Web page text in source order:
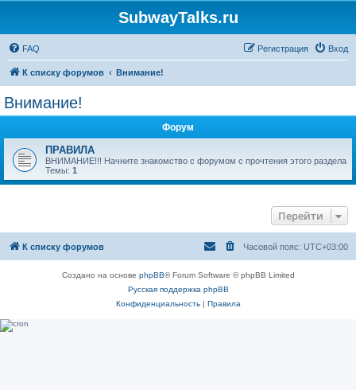
SubwayTalks.ru
FAQ Вход
Регистрация
К списку форумов Внимание!
Внимание!
Форум
ПРАВИЛА
ВНИМАНИЕ!!! Начните знакомство с форумом с прочтения этого раздела
Темы: 1
Перейти
К списку форумов Часовой пояс: UTC+03:00
Создано на основе phpBB® Forum Software © phpBB Limited
Русская поддержка phpBB
Конфиденциальность| Правила